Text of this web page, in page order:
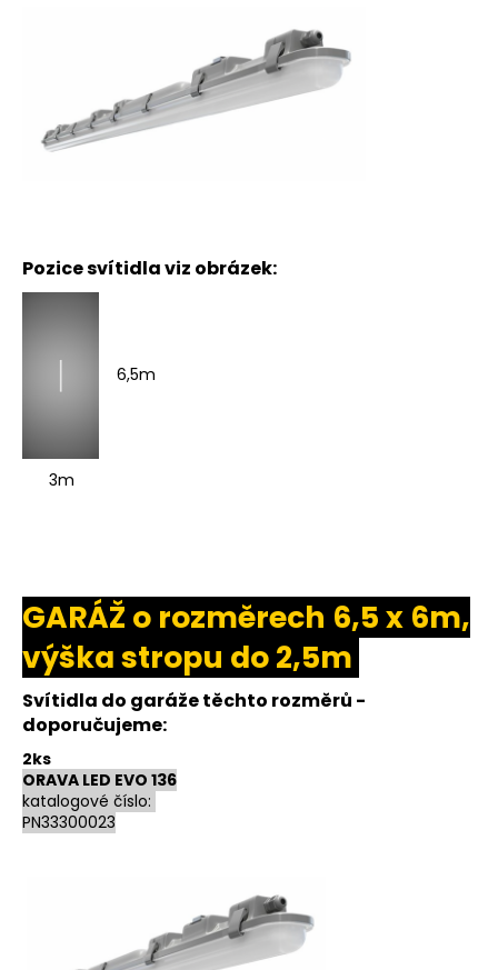
Pozice svítidla viz obrázek:
6,5m
3m
GARÁŽ o rozměrech 6,5 x 6m,
výška stropu do 2,5m
Svítidla do garáže těchto rozměrů -
doporučujeme:
2ks
ORAVA LED EVO 136
katalogové číslo:
PN33300023